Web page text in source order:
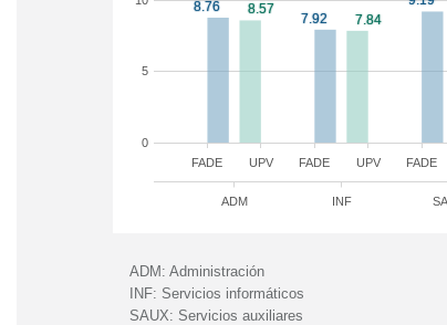
FADE FADE FADE
UPV UPV
ADM INF
0
5
ADM: Administración
INF: Servicios informáticos
SAUX: Servicios auxiliares